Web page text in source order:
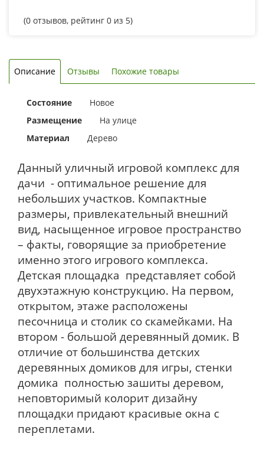
(0 отзывов, рейтинг 0 из 5)
Описание Отзывы Похожие товары
Состояние
Новое
Размещение
На улице
Материал
Дерево
Данный уличный игровой комплекс для
дачи - оптимальное решение для
небольших участков. Компактные
размеры, привлекательный внешний
вид, насыщенное игровое пространство
– факты, говорящие за приобретение
именно этого игрового комплекса.
Детская площадка представляет собой
двухэтажную конструкцию. На первом,
открытом, этаже расположены
песочница и столик со скамейками. На
втором - большой деревянный домик. В
отличие от большинства детских
деревянных домиков для игры, стенки
домика полностью зашиты деревом,
неповторимый колорит дизайну
площадки придают красивые окна с
переплетами.